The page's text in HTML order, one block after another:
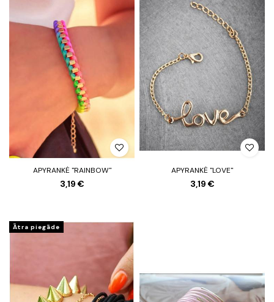
APYRANKĖ "RAINBOW"
3,19 €
APYRANKĖ "LOVE"
3,19 €
Ātra piegāde